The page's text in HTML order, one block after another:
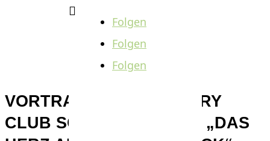

Folgen
Folgen
Folgen
VORTRAGSREIHE ROTARY
CLUB SCHMALKALDEN: „DAS